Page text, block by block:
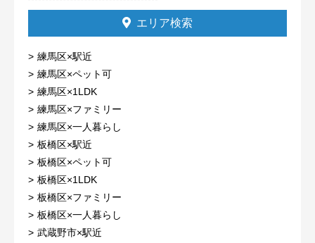
エリア検索
練馬区×駅近
練馬区×ペット可
練馬区×1LDK
練馬区×ファミリー
練馬区×一人暮らし
板橋区×駅近
板橋区×ペット可
板橋区×1LDK
板橋区×ファミリー
板橋区×一人暮らし
武蔵野市×駅近